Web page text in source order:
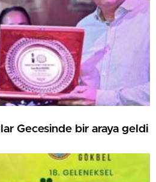
Gecesinde bir araya geldi